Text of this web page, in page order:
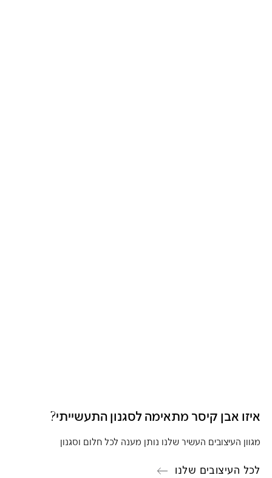
איזו אבן קיסר מתאימה לסגנון התעשייתי?
מגוון העיצובים העשיר שלנו נותן מענה לכל חלום וסגנון
לכל העיצובים שלנו